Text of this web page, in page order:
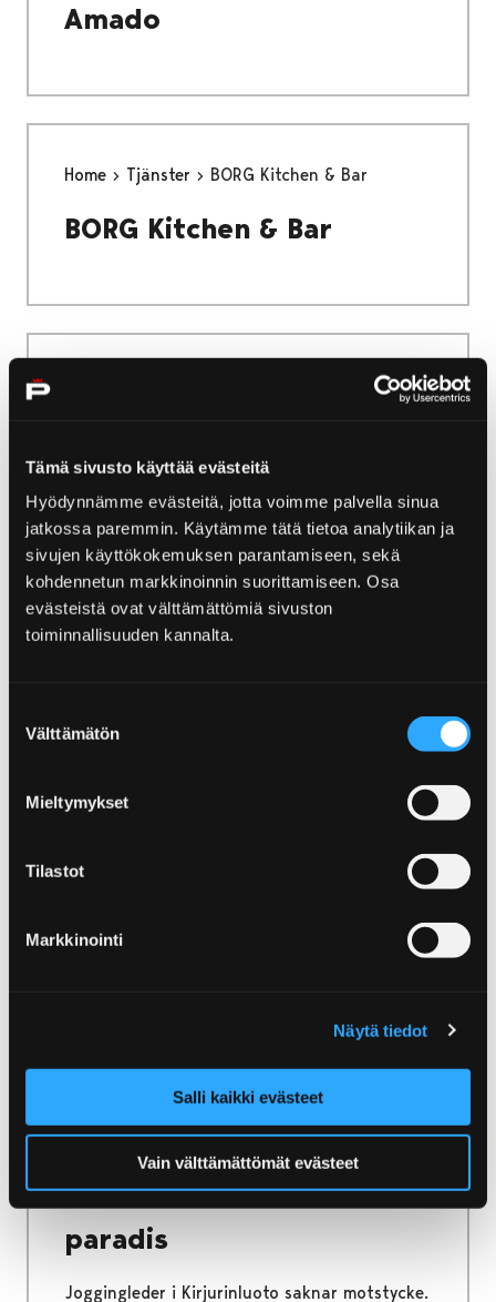
Tämä sivusto käyttää evästeitä
Hyödynnämme evästeitä, jotta voimme palvella sinua
jatkossa paremmin. Käytämme tätä tietoa analytiikan ja
sivujen käyttökokemuksen parantamiseen, sekä
kohdennetun markkinoinnin suorittamiseen. Osa
evästeistä ovat välttämättömiä sivuston
toiminnallisuuden kannalta.
valinta
Välttämätön
Mieltymykset
Tilastot
Markkinointi
Näytä tiedot
Salli kaikki evästeet
Vain välttämättömät evästeet
Amado
Home Tjänster BORG Kitchen & Bar
BORG Kitchen & Bar
Home Tjänster Kalafornia Golfcentrum
Kalafornia Golfcentrum
Home
Kirjurinluoto
Hanhipuisto
trädgårdspark
Home Friluftsentusiastens paradis
Friluftsentusiastens
paradis
Joggingleder i Kirjurinluoto saknar motstycke.